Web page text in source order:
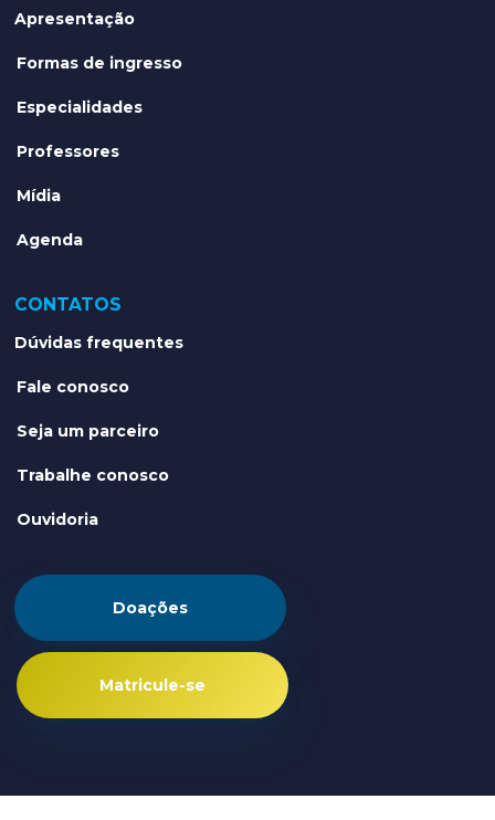
Apresentação
Formas de ingresso
Especialidades
Professores
Mídia
Agenda
CONTATOS
Dúvidas frequentes
Fale conosco
Seja um parceiro
Trabalhe conosco
Ouvidoria
Doações
Matricule-se